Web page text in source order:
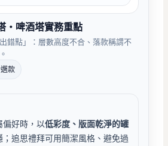
・啤酒塔實務重點
錯點」：層數高度不合、落款稱謂不
款
偏好時，以低彩度、版面乾淨的罐
；追思禮拜可用簡潔風格、避免過